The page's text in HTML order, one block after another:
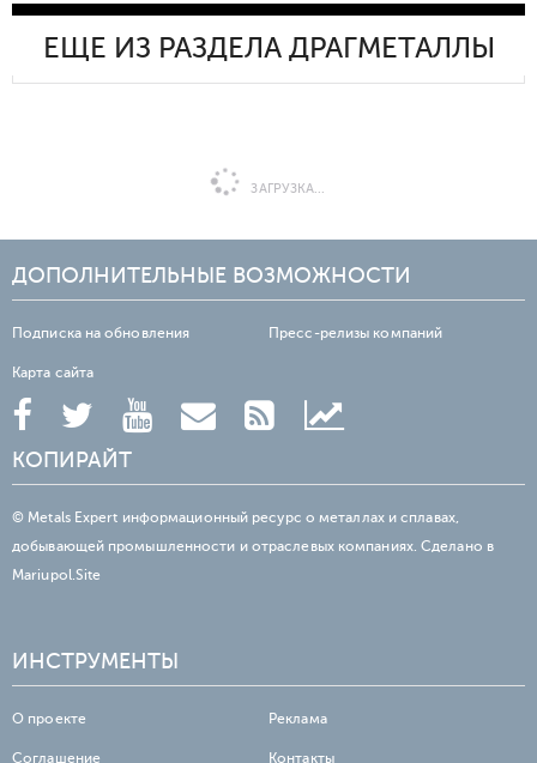
ЕЩЕ ИЗ РАЗДЕЛА ДРАГМЕТАЛЛЫ
ЗАГРУЗКА...
ДОПОЛНИТЕЛЬНЫЕ ВОЗМОЖНОСТИ
Подписка на обновления Пресс-релизы компаний
Карта сайта
КОПИРАЙТ
© Metals Expert информационный ресурс о металлах и сплавах,
добывающей промышленности и отраслевых компаниях. Сделано в
Mariupol.Site
ИНСТРУМЕНТЫ
О проекте Реклама
Соглашение Контакты